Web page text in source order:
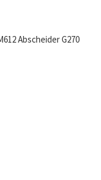
Abscheider G270